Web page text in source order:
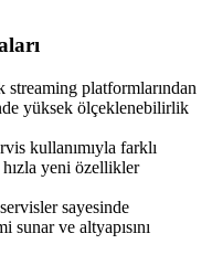
streaming platformlarından
yüksek ölçeklenebilirlik
kullanımıyla farklı
hızla yeni özellikler
sayesinde
sunar ve altyapısını